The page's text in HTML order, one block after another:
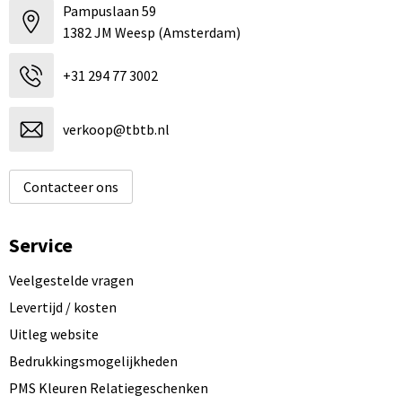
Pampuslaan 59
1382 JM Weesp (Amsterdam)
+31 294 77 3002
verkoop@tbtb.nl
Contacteer ons
Service
Veelgestelde vragen
Levertijd / kosten
Uitleg website
Bedrukkingsmogelijkheden
PMS Kleuren Relatiegeschenken